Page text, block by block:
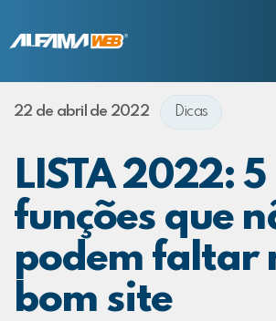
SUPORTE
22 de abril de 2022 Dicas
LISTA 2022: 5
funções que
podem faltar
bom site